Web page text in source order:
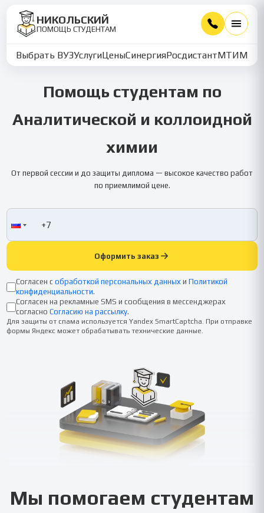
НИКОЛЬСКИЙ
ПОМОЩЬ СТУДЕНТАМ
Выбрать ВУЗУслугиЦеныСинергияРосдистантМТИММУ
Помощь студентам по
Аналитической и коллоидной
химии
От первой сессии и до защиты диплома — высокое качество работ
по приемлимой цене.
Оформить заказ
Согласен с обработкой персональных данных и Политикой
конфиденциальности.
Согласен на рекламные SMS и сообщения в мессенджерах
согласно Согласию на рассылку.
Для защиты от спама используется Yandex SmartCaptcha. При отправке
формы Яндекс может обрабатывать технические данные.
Мы помогаем студентам